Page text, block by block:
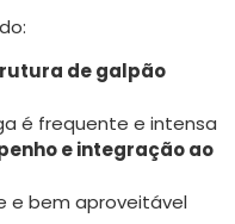
de galpão
é frequente e intensa
e integração ao
e bem aproveitável